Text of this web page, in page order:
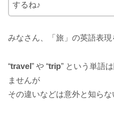
するね♪
みなさん、「旅」の英語表現
“travel ” や “trip” という単語
ませんが
その違いなどは意外と知らな